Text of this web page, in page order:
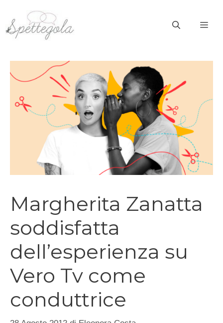
contenuto
Margherita Zanatta
soddisfatta
dell’esperienza su
Vero Tv come
conduttrice